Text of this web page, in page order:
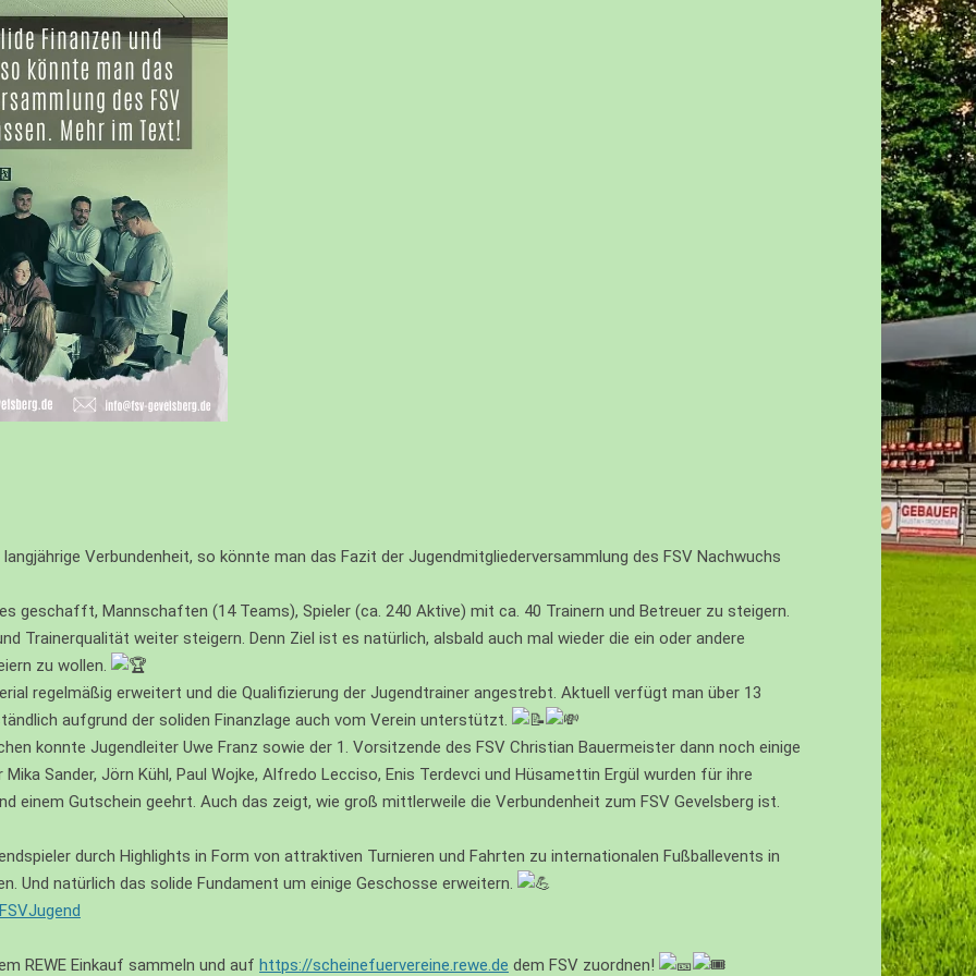
Verbundenheit, so könnte man das Fazit der Jugendmitgliederversammlung des FSV Nachwuchs
geschafft, Mannschaften (14 Teams), Spieler (ca. 240 Aktive) mit ca. 40 Trainern und Betreuer zu steigern.
Trainerqualität weiter steigern. Denn Ziel ist es natürlich, alsbald auch mal wieder die ein oder andere
zu wollen.
regelmäßig erweitert und die Qualifizierung der Jugendtrainer angestrebt. Aktuell verfügt man über 13
aufgrund der soliden Finanzlage auch vom Verein unterstützt.
konnte Jugendleiter Uwe Franz sowie der 1. Vorsitzende des FSV Christian Bauermeister dann noch einige
Mika Sander, Jörn Kühl, Paul Wojke, Alfredo Lecciso, Enis Terdevci und Hüsamettin Ergül wurden für ihre
einem Gutschein geehrt. Auch das zeigt, wie groß mittlerweile die Verbundenheit zum FSV Gevelsberg ist.
durch Highlights in Form von attraktiven Turnieren und Fahrten zu internationalen Fußballevents in
Und natürlich das solide Fundament um einige Geschosse erweitern.
REWE Einkauf sammeln und auf https://scheinefuervereine.rewe.de dem FSV zuordnen!